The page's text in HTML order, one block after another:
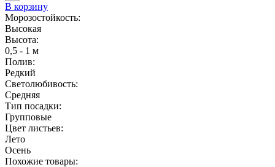
В корзину
Морозостойкость:
Высокая
Высота:
0,5 - 1 м
Полив:
Редкий
Светолюбивость:
Средняя
Тип посадки:
Групповые
Цвет листьев:
Лето
Осень
Похожие товары: